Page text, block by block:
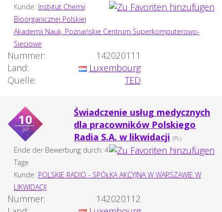
Kunde: Instytut Chemii
Bioorganicznej Polskiej
Akademii Nauk, Poznańskie Centrum Superkomputerowo-
Sieciowe
Nummer:
142020111
Land:
Luxembourg
Quelle:
TED
10
jul
Świadczenie usług medycznych
dla pracowników Polskiego
Radia S.A. w likwidacji (PL)
Ende der Bewerbung durch: 4
Tage
Kunde: POLSKIE RADIO - SPÓŁKA AKCYJNA W WARSZAWIE W
LIKWIDACJI
Nummer:
142020112